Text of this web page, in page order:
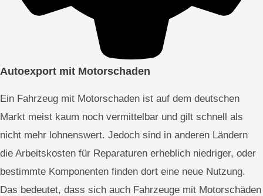
Autoexport mit Motorschaden
Ein Fahrzeug mit Motorschaden ist auf dem deutschen
Markt meist kaum noch vermittelbar und gilt schnell als
nicht mehr lohnenswert. Jedoch sind in anderen Ländern
die Arbeitskosten für Reparaturen erheblich niedriger, oder
bestimmte Komponenten finden dort eine neue Nutzung.
Das bedeutet, dass sich auch Fahrzeuge mit Motorschäden